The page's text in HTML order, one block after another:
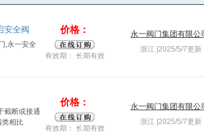
安全阀
,永一安全
价格：
有效期： 长期有效
永一阀门集团有限公
浙江 |2025/5/7更新
截断或接通
类相比
价格：
有效期： 长期有效
永一阀门集团有限公
浙江 |2025/5/7更新